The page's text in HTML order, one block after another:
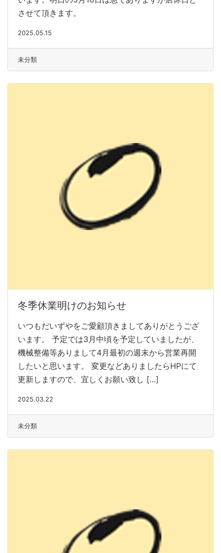
させて頂きます。
2025.05.15
未分類
冬季休業明けのお知らせ
いつもだいずやをご愛顧頂きましてありがとうござ
います。 予定では3月中頃を予定していましたが、
機械整備等ありまして4月最初の週末から営業再開
したいと思います。 変更などありましたらHPにて
更新しますので、宜しくお願い致し […]
2025.03.22
未分類